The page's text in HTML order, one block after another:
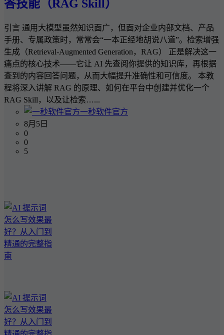
答技能（RAG Skill）
引言 通用大模型虽然知识面广，但面对企业内部文档、产品
手册、专属政策时，常常会“一本正经地胡说八道”。检索增强
生成（Retrieval-Augmented Generation，RAG） 正是解决这一
痛点的核心技术——它让 AI 先查阅你提供的知识库，再根据
查到的内容回答问题，从而大幅提升准确性和可信度。 本教
程将深入讲解 RAG 的原理、如何在平台中创建并优化一个
RAG Skill，以及让检索…...
一秒软件官方
8月5日
0
0
5